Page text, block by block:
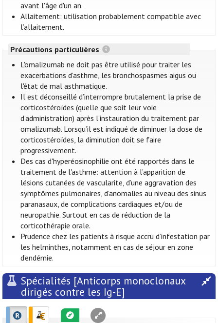
avant l'âge d'un an.
Allaitement: utilisation probablement compatible avec
l’allaitement.
Précautions particulières
L'omalizumab ne doit pas être utilisé pour traiter les
exacerbations d'asthme, les bronchospasmes aigus ou
l'état de mal asthmatique.
Il est déconseillé d’interrompre brutalement la prise de
corticostéroïdes (quelle que soit leur voie
d’administration) après l’instauration du traitement par
omalizumab. Lorsqu’il est indiqué de diminuer la dose de
corticostéroïdes, la diminution doit se faire
progressivement.
Des cas d'hyperéosinophilie ont été rapportés dans le
traitement de l'asthme: attention à l’apparition de
lésions cutanées de vascularite, d’une aggravation des
symptômes pulmonaires, d’anomalies au niveau des sinus
paranasaux, de complications cardiaques et/ou de
neuropathie. Surtout en cas de réduction de la
corticothérapie orale.
Prudence chez les patients à risque accru d’infestation par
les helminthes, notamment en cas de séjour en zone
d’endémie.
Spécialités [Anticorps monoclonaux
dirigés contre les Ig-E]